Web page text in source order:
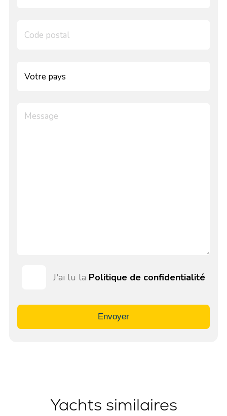
J'ai lu la Politique de confidentialité
Envoyer
Yachts similaires